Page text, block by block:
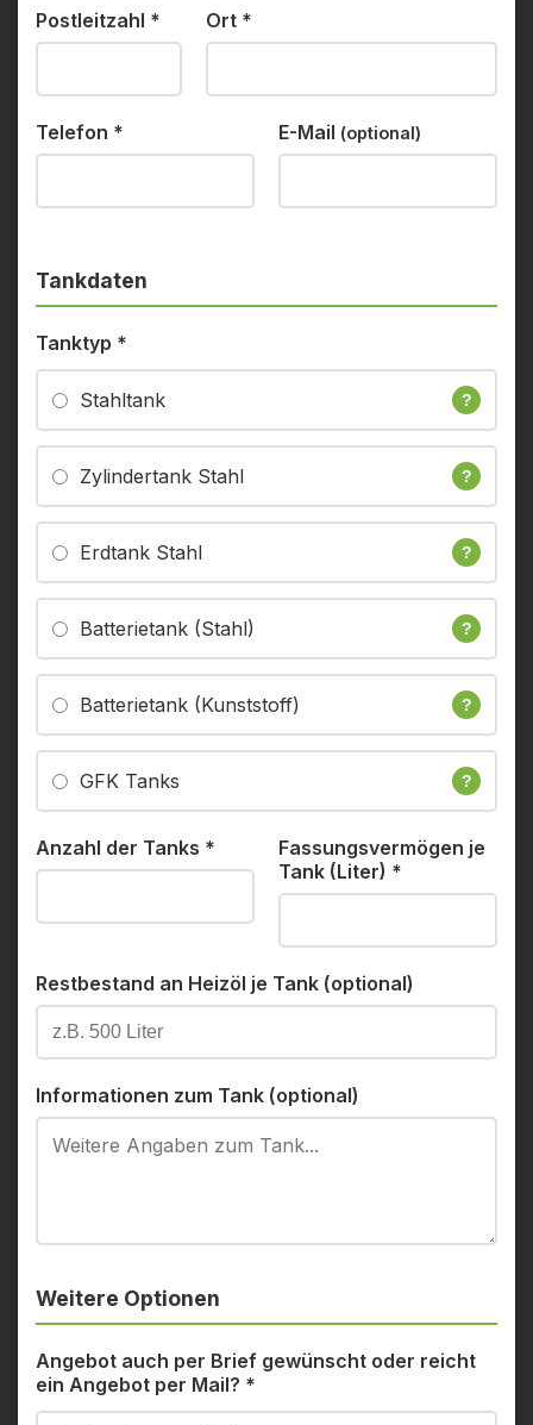
Postleitzahl * Ort *
Telefon * E-Mail (optional)
Tankdaten
Tanktyp *
Stahltank ?
Zylindertank Stahl ?
Erdtank Stahl ?
Batterietank (Stahl) ?
Batterietank (Kunststoff) ?
GFK Tanks ?
Anzahl der Tanks *
Fassungsvermögen je
Tank (Liter) *
Restbestand an Heizöl je Tank (optional)
Informationen zum Tank (optional)
Weitere Optionen
Angebot auch per Brief gewünscht oder reicht
ein Angebot per Mail? *